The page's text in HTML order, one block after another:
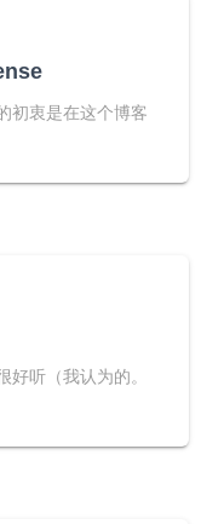
初衷是在这个博客
听（我认为的。